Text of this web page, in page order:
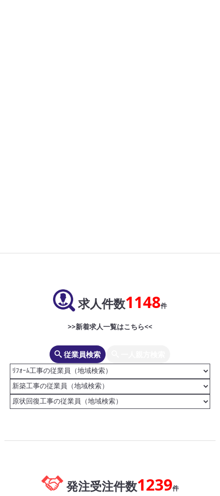
求人件数1148件
>>新着求人一覧はこちら<<
従業員検索
発注受注件数1239件